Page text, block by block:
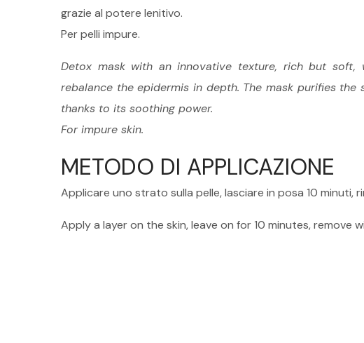
grazie al potere lenitivo.
Per pelli impure.
Detox mask with an innovative texture, rich but soft,
rebalance the epidermis in depth. The mask purifies
thanks to its soothing power.
For impure skin.
METODO DI APPLICAZIONE
Applicare uno strato sulla pelle, lasciare in posa 10 minuti,
Apply a layer on the skin, leave on for 10 minutes, remove